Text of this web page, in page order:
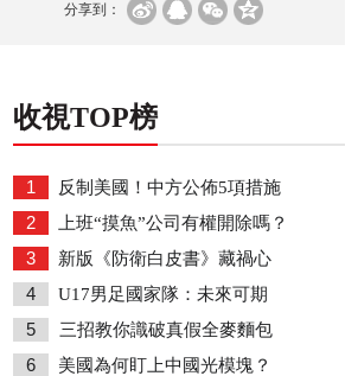
分享到：
收視TOP榜
1 反制美國！中方公佈5項措施
2 上班“摸魚”公司有權開除嗎？
3 新版《防衛白皮書》藏禍心
4 U17男足國家隊：未來可期
5 三招教你識破真假全麥麵包
6 美國為何盯上中國光模塊？